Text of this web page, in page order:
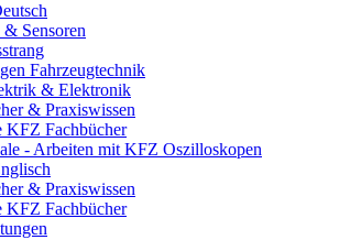
Sensoren
Fahrzeugtechnik
& Elektronik
& Praxiswissen
KFZ Fachbücher
- Arbeiten mit KFZ Oszilloskopen
& Praxiswissen
KFZ Fachbücher